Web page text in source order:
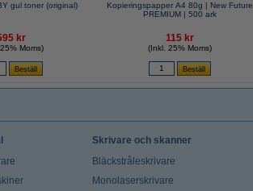
gul toner (original)
kr
Moms)
Kopieringspapper A4 80g | New Future
PREMIUM | 500 ark
115 kr
(Inkl. 25% Moms)
Skrivare och skanner
Bläckstråleskrivare
Monolaserskrivare